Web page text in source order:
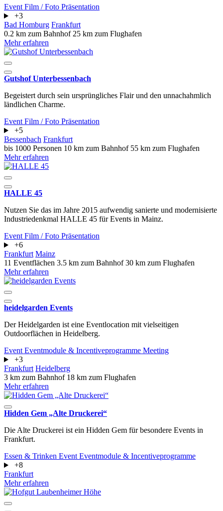
Event Film / Foto Präsentation
+3
Bad Homburg Frankfurt
0.2 km zum Bahnhof 25 km zum Flughafen
Mehr erfahren
Gutshof Unterbessenbach
Begeistert durch sein ursprüngliches Flair und den unnachahmlich
ländlichen Charme.
Event Film / Foto Präsentation
+5
Bessenbach Frankfurt
bis 1000 Personen 10 km zum Bahnhof 55 km zum Flughafen
Mehr erfahren
HALLE 45
Nutzen Sie das im Jahre 2015 aufwendig sanierte und modernisierte
Industriedenkmal HALLE 45 für Events in Mainz.
Event Film / Foto Präsentation
+6
Frankfurt Mainz
11 Eventflächen 3.5 km zum Bahnhof30 km zum Flughafen
Mehr erfahren
heidelgarden Events
Der Heidelgarden ist eine Eventlocation mit vielseitigen
Outdoorflächen in Heidelberg.
Event Eventmodule & Incentiveprogramme Meeting
+3
Frankfurt Heidelberg
3 km zum Bahnhof 18 km zum Flughafen
Mehr erfahren
Hidden Gem „Alte Druckerei“
Die Alte Druckerei ist ein Hidden Gem für besondere Events in
Frankfurt.
Essen & Trinken Event Eventmodule & Incentiveprogramme
+8
Frankfurt
Mehr erfahren